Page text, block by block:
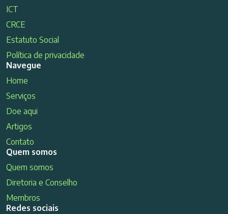
ICT
CRCE
Estatuto Social
Política de privacidade
Navegue
Home
Serviços
Doe aqui
Artigos
Contato
Quem somos
Quem somos
Diretoria e Conselho
Membros
Redes sociais